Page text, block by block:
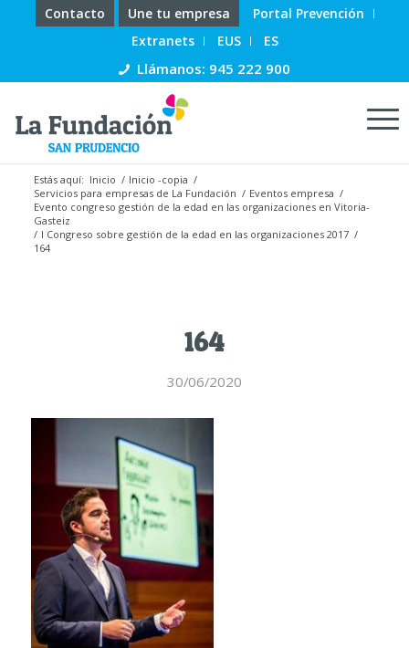
Contacto Une tu empresa
Portal Prevención
Extranets
EUS ES
Llámanos: 945 222 900
Estás aquí: Inicio / Inicio -copia /
Servicios para empresas de La Fundación / Eventos empresa /
Evento congreso gestión de la edad en las organizaciones en Vitoria-
Gasteiz
/ I Congreso sobre gestión de la edad en las organizaciones 2017 /
164
164
30/06/2020